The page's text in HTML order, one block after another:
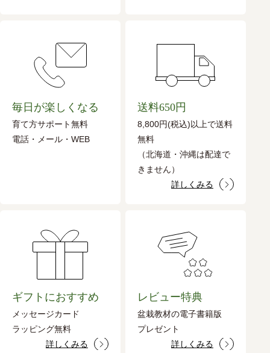
毎日が楽しくなる
育て方サポート無料
電話・メール・WEB
送料650円
8,800円(税込)以上で送料
無料
（北海道・沖縄は配達で
きません）
詳しくみる
ギフトにおすすめ
メッセージカード
ラッピング無料
詳しくみる
レビュー特典
盆栽教材の電子書籍版
プレゼント
詳しくみる